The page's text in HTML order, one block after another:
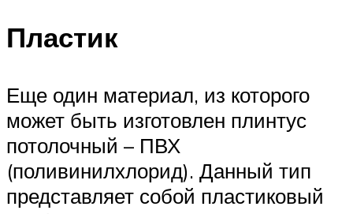
Пластик
Еще один материал, из которого
может быть изготовлен плинтус
потолочный – ПВХ
(поливинилхлорид). Данный тип
представляет собой пластиковый